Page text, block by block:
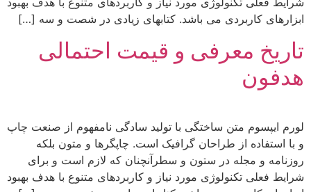
ابزارهای کاربردی می باشد. کتابهای زیادی در شصت و سه […]
تاریخ معرفی و قیمت احتمالی
هدفون
لورم ایپسوم متن ساختگی با تولید سادگی نامفهوم از صنعت چاپ
و با استفاده از طراحان گرافیک است. چاپگرها و متون بلکه
روزنامه و مجله در ستون و سطرآنچنان که لازم است و برای
شرایط فعلی تکنولوژی مورد نیاز و کاربردهای متنوع با هدف بهبود